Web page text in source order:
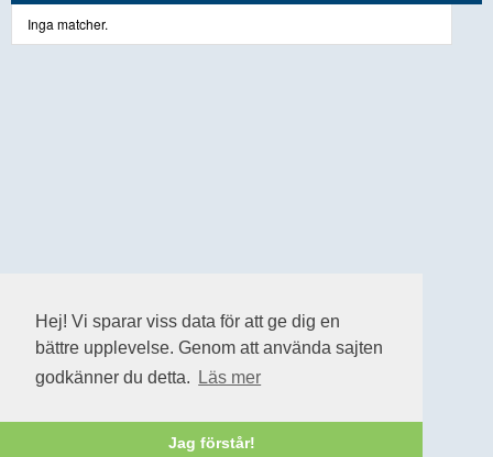
Hej! Vi sparar viss data för att ge dig en
bättre upplevelse. Genom att använda sajten
godkänner du detta.
Läs mer
Jag förstår!
Inga matcher.